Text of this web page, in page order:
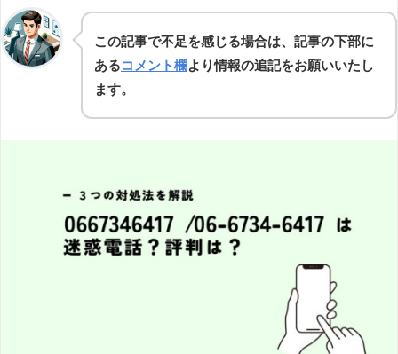
この記事で不足を感じる場合は、記事の下部に
あるコメント欄より情報の追記をお願いいたし
ます。